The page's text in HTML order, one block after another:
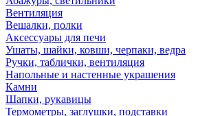
Вентиляция
Вешалки, полки
Аксессуары для печи
Ушаты, шайки, ковши, черпаки, ведра
Ручки, таблички, вентиляция
Напольные и настенные украшения
Камни
Шапки, рукавицы
Термометры, заглушки, подставки